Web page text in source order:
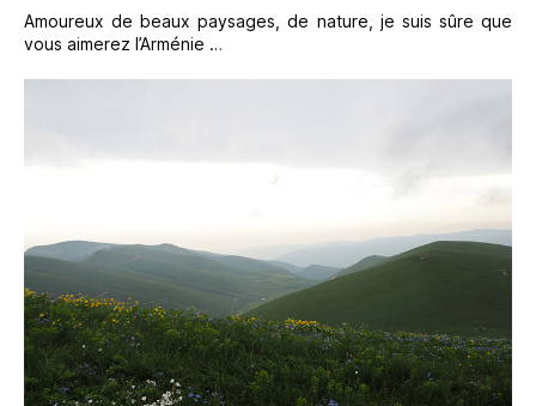
Amoureux de beaux paysages, de nature, je suis sûre que
vous aimerez l’Arménie …